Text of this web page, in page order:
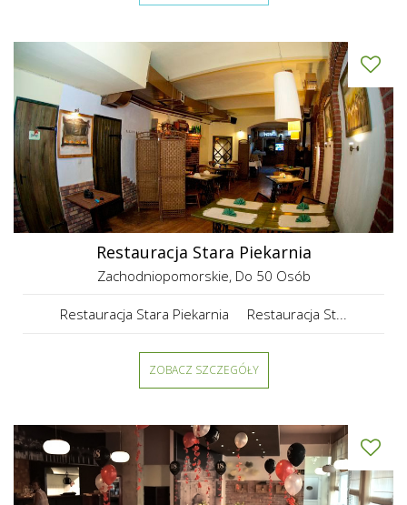
Restauracja Stara Piekarnia
Zachodniopomorskie, Do 50 Osób
Restauracja Stara Piekarnia Restauracja St...
ZOBACZ SZCZEGÓŁY